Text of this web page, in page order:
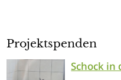
Projektspenden
Schock in